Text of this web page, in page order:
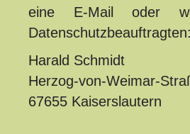
eine E-Mail oder
Datenschutzbeauftragten:
Harald Schmidt
Herzog-von-Weimar-
67655 Kaiserslautern